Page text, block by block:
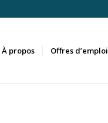
À propos Offres d’emploi